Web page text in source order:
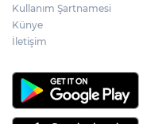
Kullanım Şartnamesi
Künye
İletişim